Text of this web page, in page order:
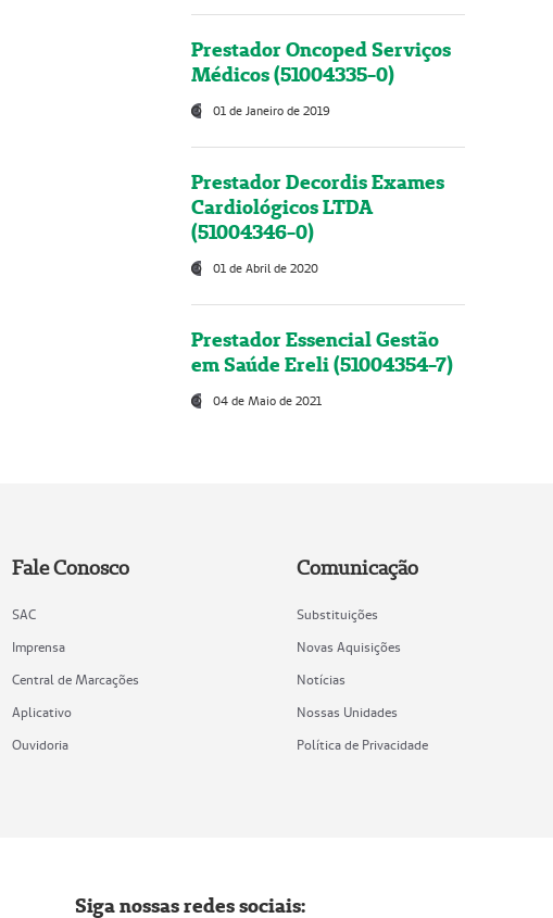
Prestador Oncoped Serviços
Médicos (51004335-0)
01 de Janeiro de 2019
Prestador Decordis Exames
Cardiológicos LTDA
(51004346-0)
01 de Abril de 2020
Prestador Essencial Gestão
em Saúde Ereli (51004354-7)
04 de Maio de 2021
Fale Conosco
SAC
Imprensa
Central de Marcações
Aplicativo
Ouvidoria
Comunicação
Substituições
Novas Aquisições
Notícias
Nossas Unidades
Política de Privacidade
Siga nossas redes sociais: